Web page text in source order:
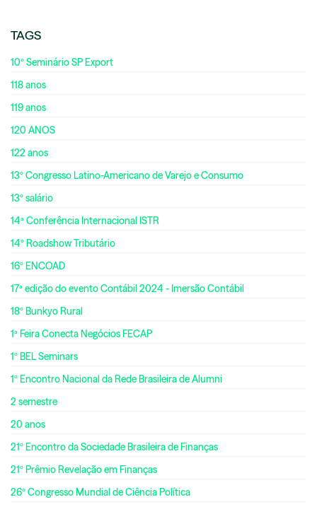
TAGS
10º Seminário SP Export
118 anos
119 anos
120 ANOS
122 anos
13º Congresso Latino-Americano de Varejo e Consumo
13º salário
14ª Conferência Internacional ISTR
14º Roadshow Tributário
16º ENCOAD
17ª edição do evento Contábil 2024 - Imersão Contábil
18º Bunkyo Rural
1ª Feira Conecta Negócios FECAP
1º BEL Seminars
1º Encontro Nacional da Rede Brasileira de Alumni
2 semestre
20 anos
21º Encontro da Sociedade Brasileira de Finanças
21º Prêmio Revelação em Finanças
26º Congresso Mundial de Ciência Política